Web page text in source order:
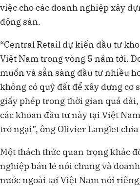
việc cho các doanh nghiệp xây
động sản.
“Central Retail dự kiến đầu tư
Việt Nam trong vòng 5 năm tới.
muốn và sẵn sàng đầu tư nhiều
không có quỹ đất để xây dựng cơ
giấy phép trong thời gian quá
các khoản đầu tư này tại Việt
trở ngại”, ông Olivier Langlet chia
Một thách thức quan trọng khác
nghiệp bán lẻ nói chung và
nước ngoài tại Việt Nam nói